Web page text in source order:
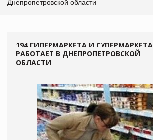
Днепропетровской области
194 ГИПЕРМАРКЕТА И СУПЕРМАРКЕТА
РАБОТАЕТ В ДНЕПРОПЕТРОВСКОЙ
ОБЛАСТИ